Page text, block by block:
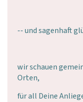
-- und sagenhaft
wir schauen
Orten,
für all Deine